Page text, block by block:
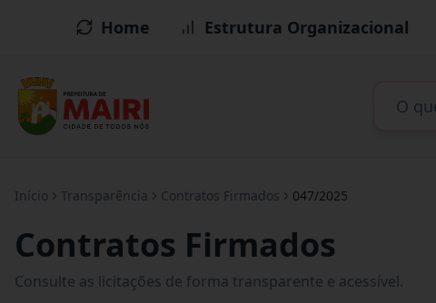
Home Estrutura Organizacional
Início Transparência Contratos Firmados 047/2025
Contratos Firmados
Consulte as licitações de forma transparente e acessível.